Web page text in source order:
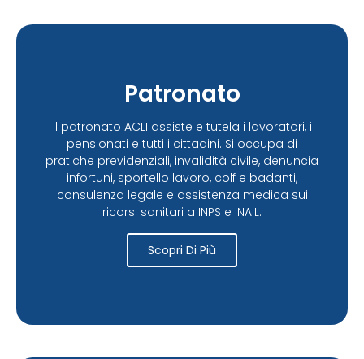
Patronato
Il patronato ACLI assiste e tutela i lavoratori, i
pensionati e tutti i cittadini. Si occupa di
pratiche previdenziali, invalidità civile, denuncia
infortuni, sportello lavoro, colf e badanti,
consulenza legale e assistenza medica sui
ricorsi sanitari a INPS e INAIL.
Scopri Di Più